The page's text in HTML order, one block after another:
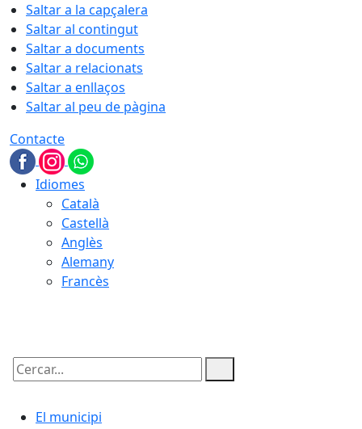
Saltar a la capçalera
Saltar al contingut
Saltar a documents
Saltar a relacionats
Saltar a enllaços
Saltar al peu de pàgina
Contacte
Idiomes
Català
Castellà
Anglès
Alemany
Francès
Cercar:
El municipi